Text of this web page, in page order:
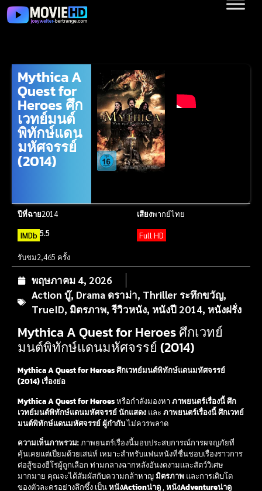
Mythica A
Quest for
Heroes ศึก
เวทย์มนต์
พิทักษ์แดน
มหัศจรรย์
(2014)
ปีที่ฉาย2014 เสียงพากย์ไทย
IMDb 5.5 Full HD
รับชม2,465 ครั้ง
พฤษภาคม 4, 2026
Action บู๊, Drama ดราม่า, Thriller ระทึกขวัญ,
TrueID, มิตรภาพ,รีวิวหนัง, หนังปี 2014, หนังฝรั่ง
Mythica A Quest for Heroes ศึกเวทย์
มนต์พิทักษ์แดนมหัศจรรย์ (2014)
Mythica A Quest for Heroes ศึกเวทย์มนต์พิทักษ์แดนมหัศจรรย์
(2014) เรื่องย่อ
Mythica A Quest for Heroesหรือกำลังมองหา ภาพยนตร์เรื่องนี้ ศึก
เวทย์มนต์พิทักษ์แดนมหัศจรรย์ นักแสดง และ ภาพยนตร์เรื่องนี้ ศึกเวทย์
มนต์พิทักษ์แดนมหัศจรรย์ ผู้กำกับไม่ควรพลาด
ความเห็นภาพรวม:ภาพยนตร์เรื่องนี้มอบประสบการณ์การผจญภัยที่
คุ้นเคยแต่เปี่ยมด้วยเสน่ห์ เหมาะสำหรับแฟนหนังที่ชื่นชอบเรื่องราวการ
ต่อสู้ของฮีโร่ผู้ถูกเลือก ท่ามกลางฉากหลังอันงดงามและสัตว์วิเศษ
มากมาย คุณจะได้สัมผัสกับความกล้าหาญมิตรภาพ และการเติบโต
ของตัวละครอย่างลึกซึ้ง เป็นหนังActionน่าดู, หนังAdventureน่าดู